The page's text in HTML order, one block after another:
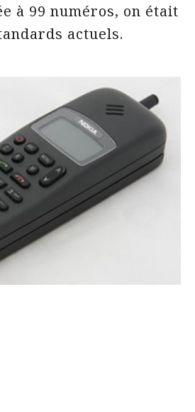
à 99 numéros, on était
actuels.